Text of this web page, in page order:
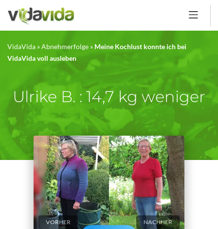
VidaVida »Abnehmerfolge » Meine Kochlust konnte ich bei
VidaVida voll ausleben
Ulrike B. : 14,7 kg weniger
VORHER NACHHER